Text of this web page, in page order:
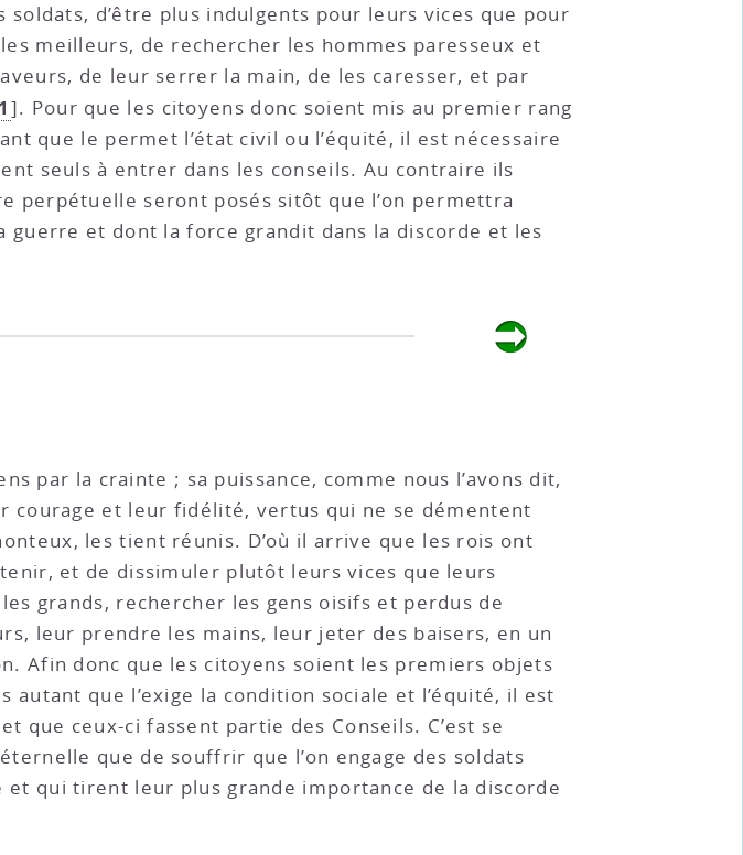
d’être plus indulgents pour leurs vices que pour
meilleurs, de rechercher les hommes paresseux et
de leur serrer la main, de les caresser, et par
1 ]. Pour que les citoyens donc soient mis au premier rang
que le permet l’état civil ou l’équité, il est nécessaire
seuls à entrer dans les conseils. Au contraire ils
perpétuelle seront posés sitôt que l’on permettra
et dont la force grandit dans la discorde et les
par la crainte ; sa puissance, comme nous l’avons dit,
courage et leur fidélité, vertus qui ne se démentent
les tient réunis. D’où il arrive que les rois ont
et de dissimuler plutôt leurs vices que leurs
grands, rechercher les gens oisifs et perdus de
leur prendre les mains, leur jeter des baisers, en un
Afin donc que les citoyens soient les premiers objets
autant que l’exige la condition sociale et l’équité, il est
que ceux-ci fassent partie des Conseils. C’est se
que de souffrir que l’on engage des soldats
qui tirent leur plus grande importance de la discorde